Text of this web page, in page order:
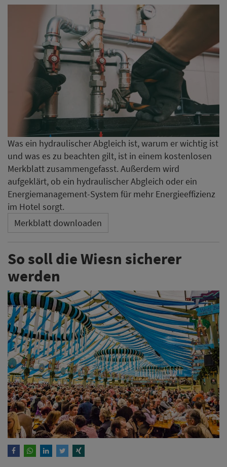
Was ein hydraulischer Abgleich ist, warum er wichtig ist
und was es zu beachten gilt, ist in einem kostenlosen
Merkblatt zusammengefasst. Außerdem wird
aufgeklärt, ob ein hydraulischer Abgleich oder ein
Energiemanagement-System für mehr Energieeffizienz
im Hotel sorgt.
Merkblatt downloaden
So soll die Wiesn sicherer
werden